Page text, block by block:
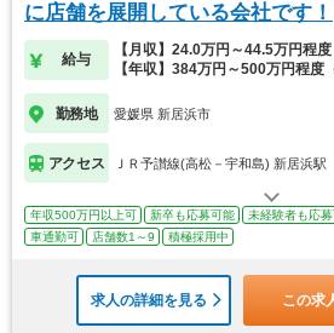
に店舗を展開している会社です！
給与
【月収】24.0万円～44.5万円程度
【年収】384万円～500万円程度
勤務地 愛媛県 新居浜市
アクセス ＪＲ予讃線(高松－宇和島) 新居浜駅
年収500万円以上可 新卒も応募可能 未経験者も応
車通勤可
店舗数1～9 積極採用中
求人の詳細を見る この求